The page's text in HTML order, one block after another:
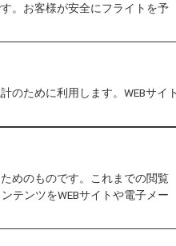
の制度改定に関し、多
。お客様が安全にフライトを予
のために利用します。WEBサイト
めのものです。これまでの閲覧
テンツをWEBサイトや電子メー